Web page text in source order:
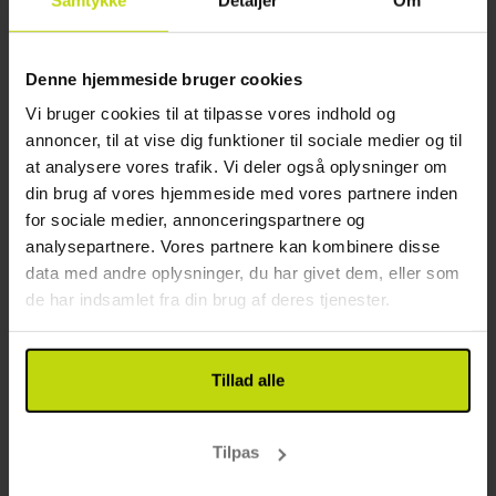
Denne hjemmeside bruger cookies
Vi bruger cookies til at tilpasse vores indhold og
annoncer, til at vise dig funktioner til sociale medier og til
at analysere vores trafik. Vi deler også oplysninger om
din brug af vores hjemmeside med vores partnere inden
for sociale medier, annonceringspartnere og
analysepartnere. Vores partnere kan kombinere disse
data med andre oplysninger, du har givet dem, eller som
de har indsamlet fra din brug af deres tjenester.
Tillad alle
Tilpas
1x overnatning i hyggeligt værelse
1x 3-retters gastronomisk oplevelse
1x Kaffe med sødt
∞ Gratis parkering
Se alt, der er inkluderet
519,-
I alt 1038,- I alt 1038,-
Okt
Se mere
Spar op til